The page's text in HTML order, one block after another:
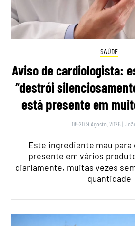
SAÚDE
Aviso de cardiologista:
“destrói
está presente em
08:20 9 Agosto, 2026 |
Este ingrediente mau para
presente em vários
diariamente, muitas vezes
quantidade